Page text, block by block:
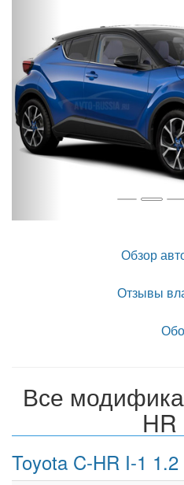
Обзор
Отзывы
Все
HR
Toyota C-HR I-1